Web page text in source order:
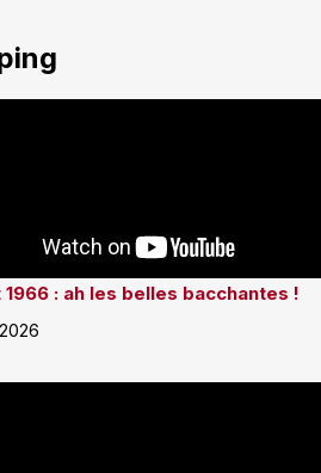
1966 : ah les belles bacchantes !